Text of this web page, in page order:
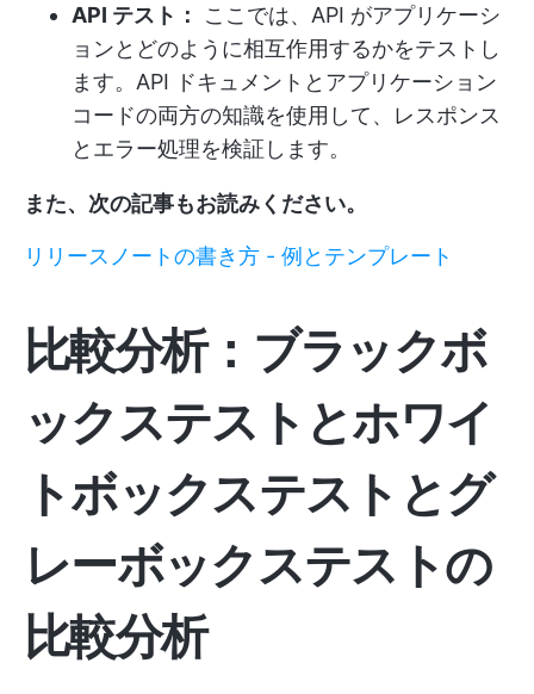
API テスト：
ここでは、API がアプリケーシ
ョンとどのように相互作用するかをテストし
ます。API ドキュメントとアプリケーション
コードの両方の知識を使用して、レスポンス
とエラー処理を検証します。
また、次の記事もお読みください。
リリースノートの書き方 - 例とテンプレート
比較分析：ブラックボ
ックステストとホワイ
トボックステストとグ
レーボックステストの
比較分析